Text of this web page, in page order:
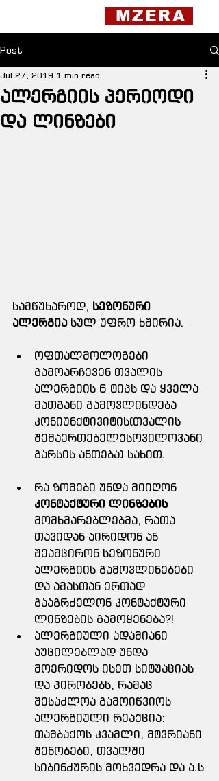
MZERA
Post
ალერგიის პერიოდი
და ლინზები
Jul 27, 2019 1 min read
სამწუხაროდ, სეზონური
ალერგია სულ უფრო ხშირია.
ოფთალმოლოგები
გამოარჩევენ თვალის
ალერგიის 6 ტიპს და ყველა
მათგანი გამოვლინდება
კონიუნქტივიტის(თვალის
შემაერთებელქსოვილოვანი
გარსის ანთება) სახით.
რა ზომები უნდა მიიღონ
კონტაქტური ლინზების
მომხმარებლებმა, რათა
თავიდან აირიდონ ან
შეამცირონ სეზონური
ალერგიის გამოვლინებები
და ამასთან ერთად
გააგრძელონ კონტაქტური
ლინზების გამოყენება?!
ალერგიული ადამიანი
აუცილებლად უნდა
მოერიდოს ისეთ სიტუაციას
და პირობებს, რამაც
შესაძლოა გამოიწვიოს
ალერგიული რეაქცია:
თამბაქოს კვამლი, მტვრიანი
შენობები, თვალში
სიბინძურის მოხვედრა და ა.ს